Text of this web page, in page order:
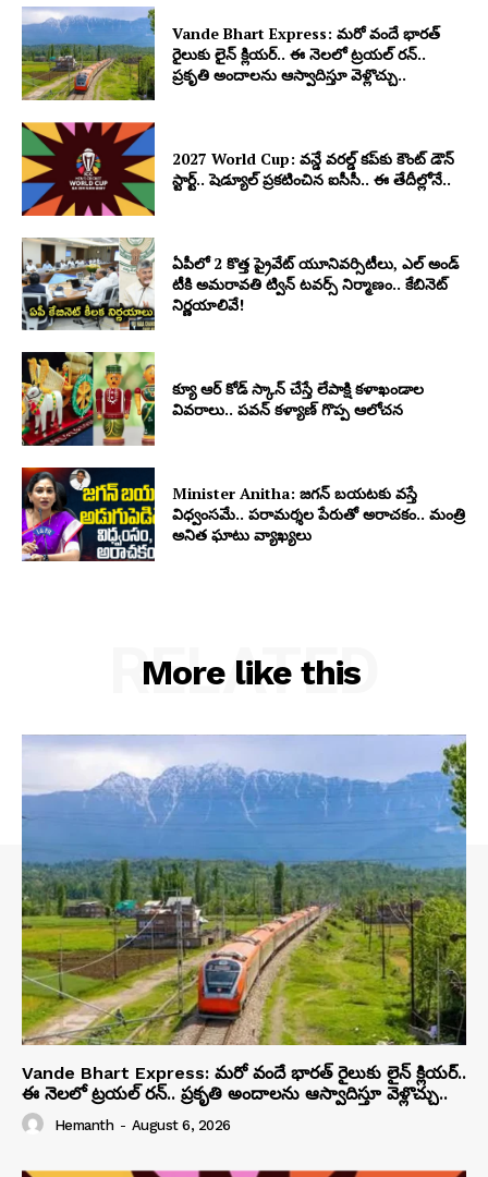
Vande Bhart Express: మరో వందే భారత్
రైలుకు లైన్ క్లియర్.. ఈ నెలలో ట్రయల్ రన్..
ప్రకృతి అందాలను ఆస్వాదిస్తూ వెళ్లొచ్చు..
2027 World Cup: వన్డే వరల్డ్ కప్‌కు కౌంట్ డౌన్
స్టార్ట్.. షెడ్యూల్ ప్రకటించిన ఐసీసీ.. ఈ తేదీల్లోనే..
ఏపీలో 2 కొత్త ప్రైవేట్‌ యూనివర్సిటీలు, ఎల్ అండ్
టీకి అమరావతి ట్విన్‌ టవర్స్‌ నిర్మాణం.. కేబినెట్
నిర్ణయాలివే!
క్యూ ఆర్ కోడ్ స్కాన్ చేస్తే లేపాక్షి కళాఖండాల
వివరాలు.. పవన్ కళ్యాణ్ గొప్ప ఆలోచన
Minister Anitha: జగన్ బయటకు వస్తే
విధ్వంసమే.. పరామర్శల పేరుతో అరాచకం.. మంత్రి
అనిత ఘాటు వ్యాఖ్యలు
More like this
RELATED
Vande Bhart Express: మరో వందే భారత్ రైలుకు లైన్ క్లియర్..
ఈ నెలలో ట్రయల్ రన్.. ప్రకృతి అందాలను ఆస్వాదిస్తూ వెళ్లొచ్చు..
Hemanth - August 6, 2026